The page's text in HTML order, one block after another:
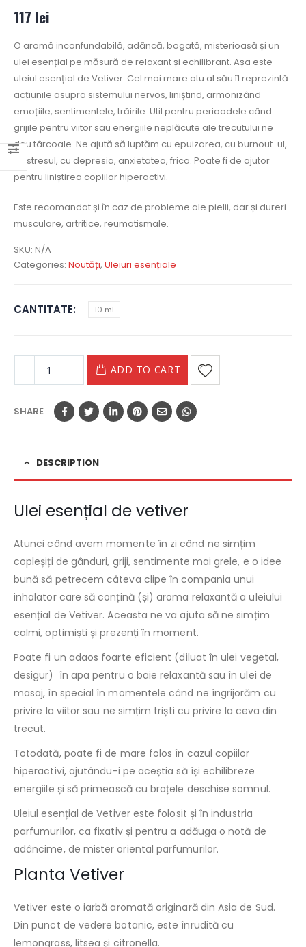
117 lei
O aromă inconfundabilă, adâncă, bogată, misterioasă și un
ulei esențial pe măsură de relaxant și echilibrant. Așa este
uleiul esențial de Vetiver. Cel mai mare atu al său îl reprezintă
acțiunile asupra sistemului nervos, liniștind, armonizând
emoțiile, sentimentele, trăirile. Util pentru perioadele când
grijile pentru viitor sau energiile neplăcute ale trecutului ne
dau târcoale. Ne ajută să luptăm cu epuizarea, cu burnout-ul,
cu stresul, cu depresia, anxietatea, frica. Poate fi de ajutor
pentru liniștirea copiilor hiperactivi.
Este recomandat și în caz de probleme ale pielii, dar și dureri
musculare, artritice, reumatismale.
SKU: N/A
Categories: Noutăți, Uleiuri esențiale
CANTITATE 10 ml
ADD TO CART
SHARE
DESCRIPTION
Ulei esențial de vetiver
Atunci când avem momente în zi când ne simțim
copleșiți de gânduri, griji, sentimente mai grele, e o idee
bună să petrecem câteva clipe în compania unui
inhalator care să conțină (și) aroma relaxantă a uleiului
esențial de Vetiver. Aceasta ne va ajuta să ne simțim
calmi, optimiști și prezenți în moment.
Poate fi un adaos foarte eficient (diluat în ulei vegetal,
desigur) în apa pentru o baie relaxantă sau în ulei de
masaj, în special în momentele când ne îngrijorăm cu
privire la viitor sau ne simțim triști cu privire la ceva din
trecut.
Totodată, poate fi de mare folos în cazul copiilor
hiperactivi, ajutându-i pe aceștia să își echilibreze
energiile și să primească cu brațele deschise somnul.
Uleiul esențial de Vetiver este folosit și în industria
parfumurilor, ca fixativ și pentru a adăuga o notă de
adâncime, de mister oriental parfumurilor.
Planta Vetiver
Vetiver este o iarbă aromată originară din Asia de Sud.
Din punct de vedere botanic, este înrudită cu
lemongrass, litsea și citronella.